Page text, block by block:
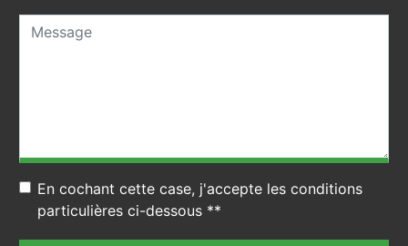
En cochant cette case, j'accepte les conditions
particulières ci-dessous **